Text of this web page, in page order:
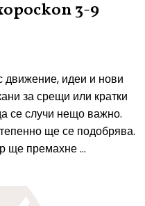
3-9
движение, идеи и нови
за срещи или кратки
се случи нещо важно.
ще се подобрява.
ще премахне ...